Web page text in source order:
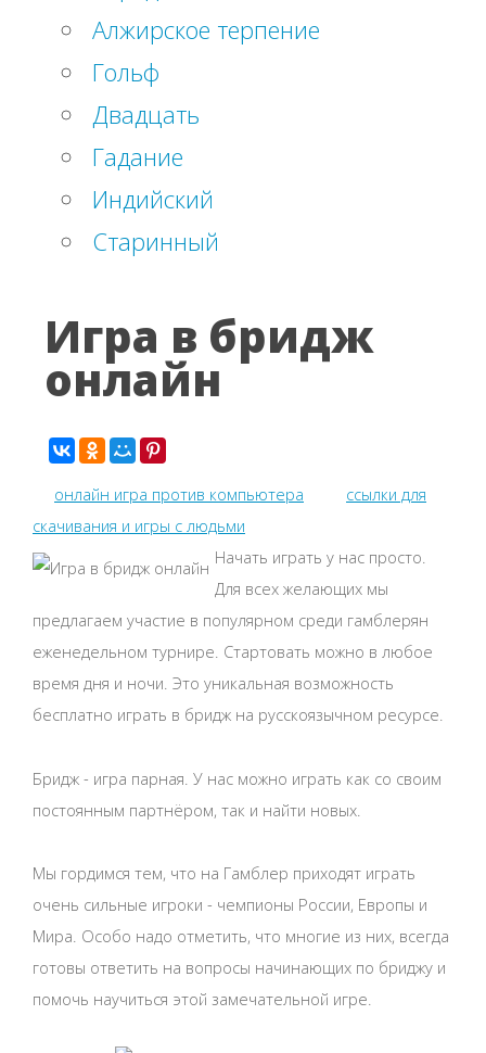
Алжирское терпение
Гольф
Двадцать
Гадание
Индийский
Старинный
Игра в бридж
онлайн
онлайн игра против компьютера
ссылки для
скачивания и игры с людьми
Начать играть у нас просто.
Для всех желающих мы
предлагаем участие в популярном среди гамблерян
еженедельном турнире. Стартовать можно в любое
время дня и ночи. Это уникальная возможность
бесплатно играть в бридж на русскоязычном ресурсе.
Бридж - игра парная. У нас можно играть как со своим
постоянным партнёром, так и найти новых.
Мы гордимся тем, что на Гамблер приходят играть
очень сильные игроки - чемпионы России, Европы и
Мира. Особо надо отметить, что многие из них, всегда
готовы ответить на вопросы начинающих по бриджу и
помочь научиться этой замечательной игре.